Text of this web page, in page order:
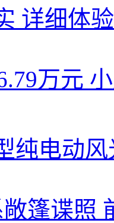
详细体
万元
纯电动
篷谍照